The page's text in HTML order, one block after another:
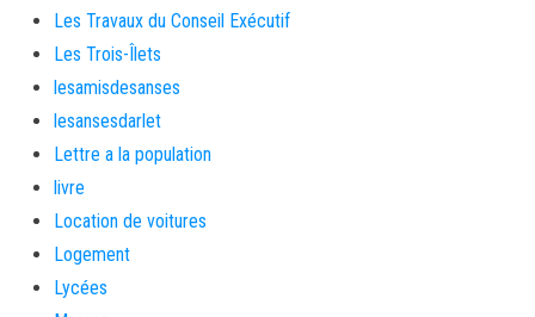
Les Travaux du Conseil Exécutif
Les Trois-Îlets
lesamisdesanses
lesansesdarlet
Lettre a la population
livre
Location de voitures
Logement
Lycées